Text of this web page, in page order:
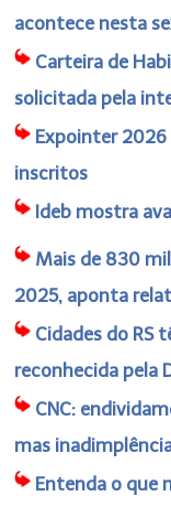
acontece nesta
Carteira de
solicitada pela
Expointer 2026
inscritos
Ideb mostra
Mais de 830
2025, aponta
Cidades do RS
reconhecida pela
CNC:
mas
Entenda o que